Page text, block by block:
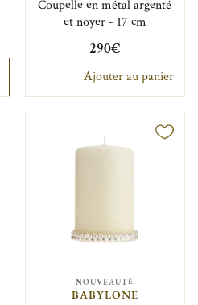
Coupelle en métal argenté
et noyer - 17 cm
290€
Ajouter au panier
NOUVEAUTÉ
BABYLONE